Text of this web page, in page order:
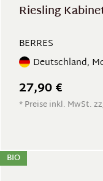
Riesling
BERRES
Deutschland,
27,90 €
* Preise inkl. MwSt.
BIO